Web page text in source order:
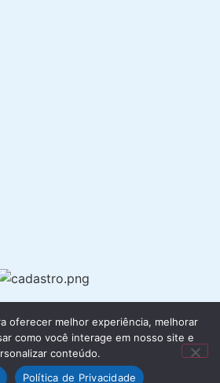
Integradas de Aracruz - CNPJ:
45. Todos os direitos reservados.
oferecer melhor experiência, melhorar
como você interage em nosso site e
conteúdo.
Política de Privacidade